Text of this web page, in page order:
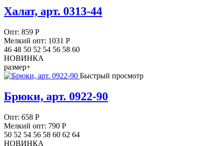
Халат, арт. 0313-44
Опт: 859 Р
Мелкий опт: 1031 Р
46 48 50 52 54 56 58 60
НОВИНКА
размер+
Быстрый просмотр
Брюки, арт. 0922-90
Опт: 658 Р
Мелкий опт: 790 Р
50 52 54 56 58 60 62 64
НОВИНКА